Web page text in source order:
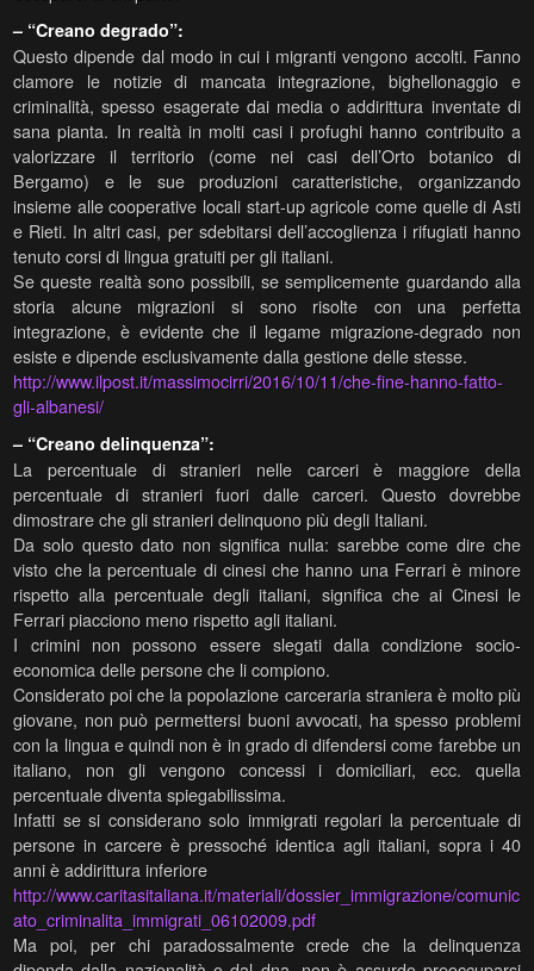
– “Creano degrado”:
Questo dipende dal modo in cui i migranti vengono accolti. Fanno
clamore le notizie di mancata integrazione, bighellonaggio e
criminalità, spesso esagerate dai media o addirittura inventate di
sana pianta. In realtà in molti casi i profughi hanno contribuito a
valorizzare il territorio (come nei casi dell’Orto botanico di
Bergamo) e le sue produzioni caratteristiche, organizzando
insieme alle cooperative locali start-up agricole come quelle di Asti
e Rieti. In altri casi, per sdebitarsi dell’accoglienza i rifugiati hanno
tenuto corsi di lingua gratuiti per gli italiani.
Se queste realtà sono possibili, se semplicemente guardando alla
storia alcune migrazioni si sono risolte con una perfetta
integrazione, è evidente che il legame migrazione-degrado non
esiste e dipende esclusivamente dalla gestione delle stesse.
http://www.ilpost.it/massimocirri/2016/10/11/che-fine-hanno-fatto-
gli-albanesi/
– “Creano delinquenza”:
La percentuale di stranieri nelle carceri è maggiore della
percentuale di stranieri fuori dalle carceri. Questo dovrebbe
dimostrare che gli stranieri delinquono più degli Italiani.
Da solo questo dato non significa nulla: sarebbe come dire che
visto che la percentuale di cinesi che hanno una Ferrari è minore
rispetto alla percentuale degli italiani, significa che ai Cinesi le
Ferrari piacciono meno rispetto agli italiani.
I crimini non possono essere slegati dalla condizione socio-
economica delle persone che li compiono.
Considerato poi che la popolazione carceraria straniera è molto più
giovane, non può permettersi buoni avvocati, ha spesso problemi
con la lingua e quindi non è in grado di difendersi come farebbe un
italiano, non gli vengono concessi i domiciliari, ecc. quella
percentuale diventa spiegabilissima.
Infatti se si considerano solo immigrati regolari la percentuale di
persone in carcere è pressoché identica agli italiani, sopra i 40
anni è addirittura inferiore
http://www.caritasitaliana.it/materiali/dossier_immigrazione/comunic
ato_criminalita_immigrati_06102009.pdf
Ma poi, per chi paradossalmente crede che la delinquenza